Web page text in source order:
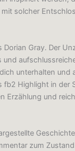
solcher
Dorian Gray. Der
und
unterhalten und
fb2 Highlight in der
Erzählung und
zum